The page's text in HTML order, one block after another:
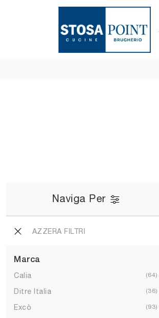
Naviga Per
AZZERA FILTRI
Marca
Calia 64
Ditre Italia 36
Excò 93